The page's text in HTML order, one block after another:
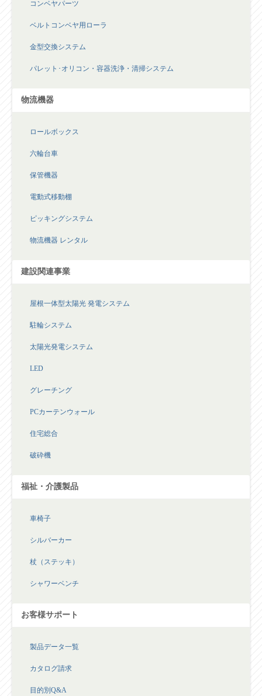
コンベヤパーツ
ベルトコンベヤ用ローラ
金型交換システム
パレット･オリコン・容器洗浄・清掃システム
物流機器
ロールボックス
六輪台車
保管機器
電動式移動棚
ピッキングシステム
物流機器 レンタル
建設関連事業
屋根一体型太陽光 発電システム
駐輪システム
太陽光発電システム
LED
グレーチング
PCカーテンウォール
住宅総合
破砕機
福祉・介護製品
車椅子
シルバーカー
杖（ステッキ）
シャワーベンチ
お客様サポート
製品データ一覧
カタログ請求
目的別Q&A